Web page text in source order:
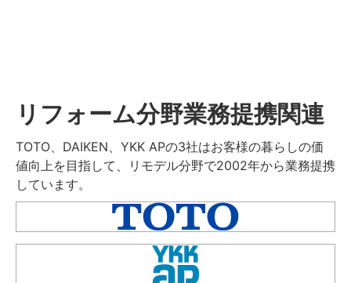
リフォーム分野業務提携関連
TOTO、DAIKEN、YKK APの3社はお客様の暮らしの価
値向上を目指して、リモデル分野で2002年から業務提携
しています。